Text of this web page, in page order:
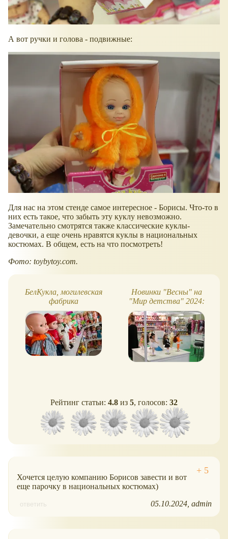
А вот ручки и голова - подвижные:
Для нас на этом стенде самое интересное - Борисы. Что-то в
них есть такое, что забыть эту куклу невозможно.
Замечательно смотрятся также классические куклы-
девочки, а еще очень нравятся куклы в национальных
костюмах. В общем, есть на что посмотреть!
Фото: toybytoy.com.
БелКукла, могилевская
фабрика
Новинки "Весны" на
"Мир детства" 2024:
новые пупсы, Снегурочки,
Мирэи и другое
Рейтинг статьи: 4.8 из 5, голосов: 32
Хочется целую компанию Борисов завести и вот
еще парочку в национальных костюмах)
ответить 05.10.2024 admin